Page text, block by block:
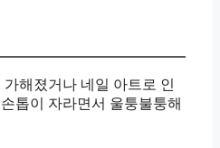
해졌거나 네일 아트로 인
톱이 자라면서 울퉁불퉁해